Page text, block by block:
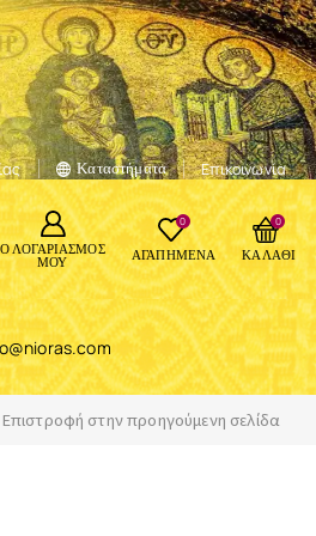
Καταστήματα Επικοινωνία
Ο ΛΟΓΑΡΙΑΣΜΌΣ
ΜΟΥ
0
ΑΓΑΠΗΜΈΝΑ
0
ΚΑΛΆΘΙ
Επιστροφή στην προηγούμενη σελίδα